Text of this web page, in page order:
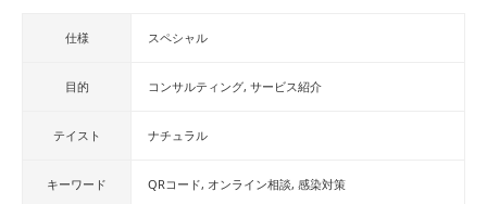
仕様 スペシャル
目的 コンサルティング サービス紹介
テイスト ナチュラル
キーワード QRコード オンライン相談 感染対策